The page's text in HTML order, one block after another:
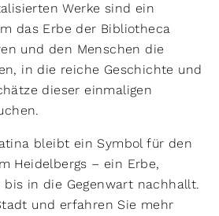
Werke sind ein
das Erbe der Bibliotheca
und den Menschen die
in die reiche Geschichte und
dieser einmaligen
bleibt ein Symbol für den
Heidelbergs – ein Erbe,
bis in die Gegenwart nachhallt.
und erfahren Sie mehr